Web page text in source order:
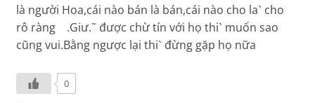
là người Hoa,cái nào bán là bán,cái nào cho laˋ cho
rô ràng .Giư.˜ được chừ tín với họ thiˋ muốn sao
cũng vui.Bằng ngược lại thiˋ đừng gặp họ nữa
0